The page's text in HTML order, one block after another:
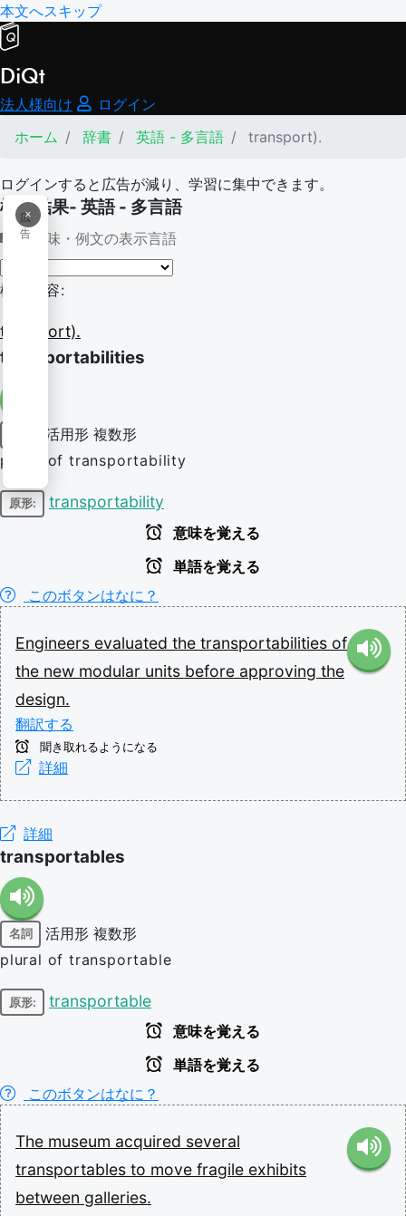
本文へスキップ
DiQt
法人様向け
ログイン
ホーム
辞書 英語 - 多言語 transport).
ログインすると広告が減り、学習に集中できます。
×
広
告
検索結果- 英語 - 多言語
意味・例文の表示言語
検索内容:
transport).
transportabilities
活用形 複数形
plural of transportability
原形: transportability
意味を覚える
単語を覚える
このボタンはなに？
Engineers evaluated the transportabilities of
the new modular units before approving the
design.
翻訳する
聞き取れるようになる
詳細
詳細
transportables
名詞 活用形 複数形
plural of transportable
原形: transportable
意味を覚える
単語を覚える
このボタンはなに？
The museum acquired several
transportables to move fragile exhibits
between galleries.